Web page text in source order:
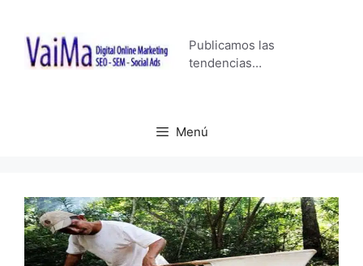
contenido
Publicamos las
tendencias…
Menú